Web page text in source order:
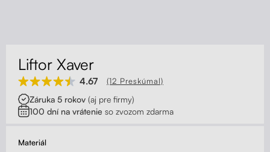
Stojany na monitor - Riser
Skrinky so zásuvkami a zásuvky
Akustické paravány
Liftor Xaver
4.67 (12 Preskúmal)
Záruka 5 rokov (aj pre firmy)
100 dní na vrátenie so zvozom zdarma
Materiál